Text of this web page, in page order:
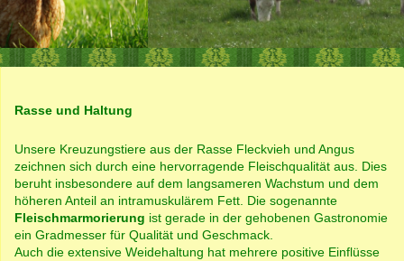
Rasse und Haltung
Unsere Kreuzungstiere aus der Rasse Fleckvieh und Angus
zeichnen sich durch eine hervorragende Fleischqualität aus. Dies
beruht insbesondere auf dem langsameren Wachstum und dem
höheren Anteil an intramuskulärem Fett. Die sogenannte
Fleischmarmorierung ist gerade in der gehobenen Gastronomie
ein Gradmesser für Qualität und Geschmack.
Auch die extensive Weidehaltung hat mehrere positive Einflüsse